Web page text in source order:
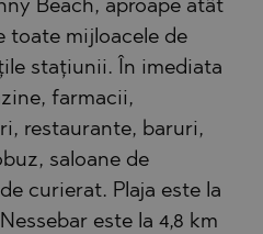
Beach, aproape atât
toate mijloacele de
stațiunii. În imediata
farmacii,
restaurante, baruri,
saloane de
curierat. Plaja este la
este la 4,8 km